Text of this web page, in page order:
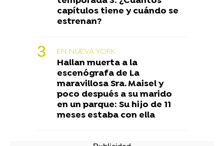
capítulos tiene y cuándo se
estrenan?
EN NUEVA YORK
Hallan muerta a la
escenógrafa de La
maravillosa Sra. Maisel y
poco después a su marido
en un parque: Su hijo de 11
meses estaba con ella